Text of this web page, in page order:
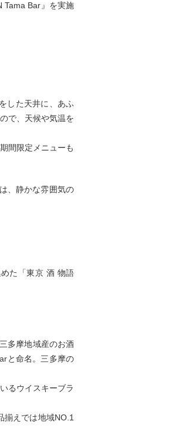
Tama Bar』を実施
した天井に、あふ
で、天候や気温を
間限定メニューも
、静かな雰囲気の
た「東京 酒 物語
多摩地域産のお酒
と命名。三多摩の
るウイスキーブラ
えでは地域NO.1